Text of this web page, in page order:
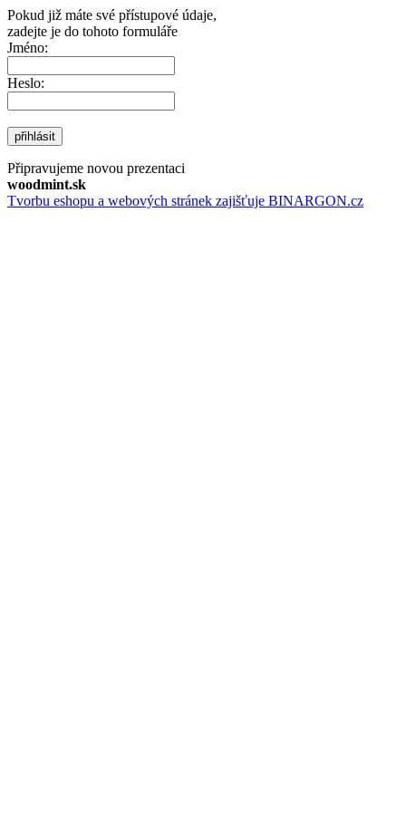
Pokud již máte své přístupové údaje,
zadejte je do tohoto formuláře
Jméno:
Heslo:
přihlásit
Připravujeme novou prezentaci
woodmint.sk
Tvorbu eshopu a webových stránek zajišťuje BINARGON.cz